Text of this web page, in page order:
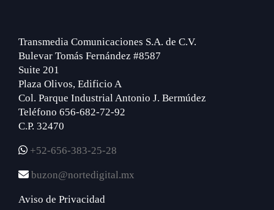
Transmedia Comunicaciones S.A. de C.V.
Bulevar Tomás Fernández #8587
Suite 201
Plaza Olivos, Edificio A
Col. Parque Industrial Antonio J. Bermúdez
Teléfono 656-682-72-92
C.P. 32470
+52-656-383-25-28
buzon@nortedigital.mx
Aviso de Privacidad